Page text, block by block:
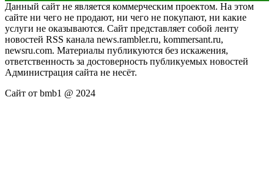
Данный сайт не является коммерческим проектом. На этом
сайте ни чего не продают, ни чего не покупают, ни какие
услуги не оказываются. Сайт представляет собой ленту
новостей RSS канала news.rambler.ru, kommersant.ru,
newsru.com. Материалы публикуются без искажения,
ответственность за достоверность публикуемых новостей
Администрация сайта не несёт.
Сайт от bmb1 @ 2024